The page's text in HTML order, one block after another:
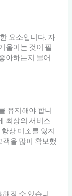
요소입니다. 자
울이는 것이 필
아하는지 물어
유지해야 합니
최상의 서비스
상 미소를 잃지
을 많이 확보했
질 수 있습니